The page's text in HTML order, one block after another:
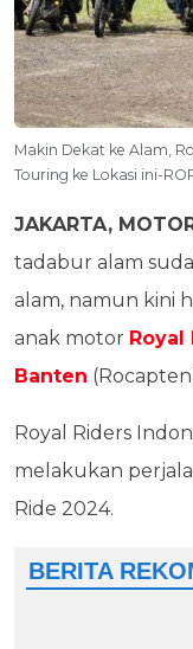
Makin Dekat ke Alam,
Touring ke Lokasi ini-
JAKARTA,
tadabur alam
alam, namun kini
anak motor Royal
Banten
Royal Riders
melakukan
Ride 2024.